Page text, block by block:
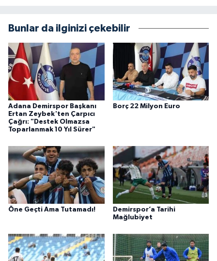
Bunlar da ilginizi çekebilir
Adana Demirspor Başkanı
Ertan Zeybek'ten Çarpıcı
Çağrı: "Destek Olmazsa
Toparlanmak 10 Yıl Sürer"
Borç 22 Milyon Euro
Öne Geçti Ama Tutamadı!
Demirspor’a Tarihi
Mağlubiyet